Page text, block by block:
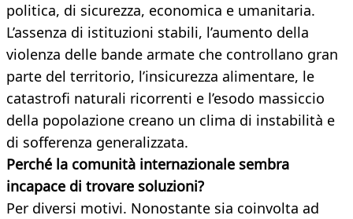
politica, di sicurezza, economica e umanitaria.
L’assenza di istituzioni stabili, l’aumento della
violenza delle bande armate che controllano gran
parte del territorio, l’insicurezza alimentare, le
catastrofi naturali ricorrenti e l’esodo massiccio
della popolazione creano un clima di instabilità e
di sofferenza generalizzata.
Perché la comunità internazionale sembra
incapace di trovare soluzioni?
Per diversi motivi. Nonostante sia coinvolta ad